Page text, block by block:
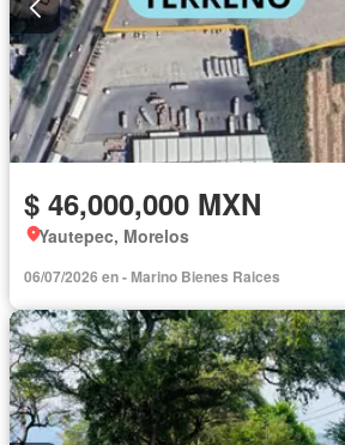
$ 46,000,000 MXN
Yautepec, Morelos
06/07/2026 en - Marino Bienes Raices